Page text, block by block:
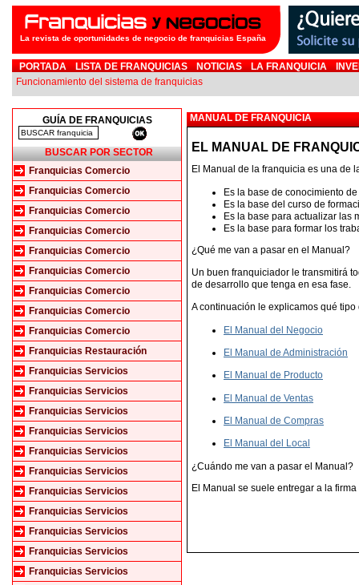
La revista de oportunidades de negocio de franquicias España
PORTADA LISTA DE FRANQUICIAS NOTICIAS LA FRANQUICIA
Funcionamiento del sistema de franquicias
GUÍA DE FRANQUICIAS
BUSCAR POR SECTOR
Franquicias Comercio
Franquicias Comercio
Franquicias Comercio
Franquicias Comercio
Franquicias Comercio
Franquicias Comercio
Franquicias Comercio
Franquicias Comercio
Franquicias Comercio
Franquicias Restauración
Franquicias Servicios
Franquicias Servicios
Franquicias Servicios
Franquicias Servicios
Franquicias Servicios
Franquicias Servicios
Franquicias Servicios
Franquicias Servicios
Franquicias Servicios
Franquicias Servicios
Franquicias Servicios
MANUAL DE FRANQUICIA
EL MANUAL DE
El Manual de la franquicia es una de
Es la base de conocimiento
Es la base del curso de
Es la base para actualizar las
Es la base para formar los
¿Qué me van a pasar en el Manual?
Un buen franquiciador le transmitirá
de desarrollo que tenga en esa fase.
A continuación le explicamos qué
El Manual del Negocio
El Manual de Administración
El Manual de Producto
El Manual de Ventas
El Manual de Compras
El Manual del Local
¿Cuándo me van a pasar el Manual?
El Manual se suele entregar a la